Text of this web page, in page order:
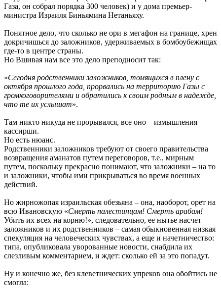
Газа, он собрал порядка 300 человек) и у дома премьер-
министра Израиля Биньямина Нетаньяху.
Понятное дело, что сколько не ори в мегафон на границе, хрен
докричишься до заложников, удерживаемых в бомбоубежищах
где-то в центре страны.
Но Вшивая нам все это дело преподносит так:
«Сегодня родственники заложников, томящихся в плену с
октября прошлого года, прорвались на территорию Газы с
громкоговорителями и обратились к своим родным в надежде,
что те их услышат».
Там никто никуда не прорывался, все оно – измышления
кассирши.
Но есть нюанс.
Родственники заложников требуют от своего правительства
возвращения аманатов путем переговоров, т.е., мирным
путем, поскольку прекрасно понимают, что заложники – на то
и заложники, чтобы ими прикрываться во время военных
действий.
Но жирножопая израильская обезьяна – она, наоборот, орет на
всю Ивановскую «Смерть палестинцам! Смерть арабам!
Убить их всех на корню!», следовательно, ее нытье насчет
заложников и их родственников – самая обыкновенная низкая
спекуляция на человеческих чувствах, а еще и начетничество:
типа, опубликовала уворованные новости, снабдила их
слезливым комментарием, и ждет: сколько ей за это попадут.
Ну и конечно же, без клеветнических упреков она обойтись не
смогла: